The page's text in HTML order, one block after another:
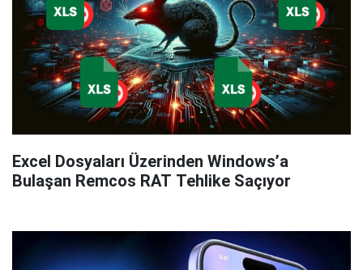
Excel Dosyaları Üzerinden Windows’a
Bulaşan Remcos RAT Tehlike Saçıyor